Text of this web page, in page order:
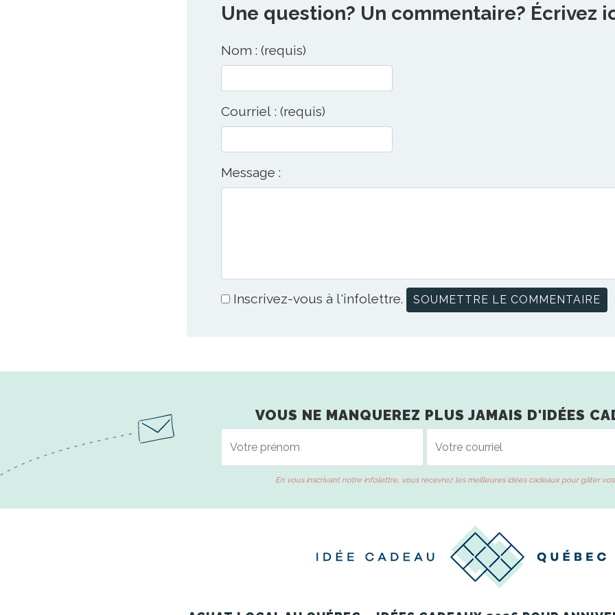
Une question? Un commentaire? Écrivez
Nom : (requis)
Courriel : (requis)
Message :
Inscrivez-vous à l'infolettre.
VOUS NE MANQUEREZ PLUS JAMAIS D'IDÉES
En vous inscrivant notre infolettre, vous recevrez les meilleures idées cadeaux pour gâter